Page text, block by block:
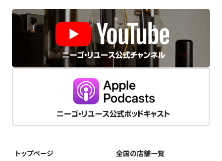
トップページ
全国の店舗一覧